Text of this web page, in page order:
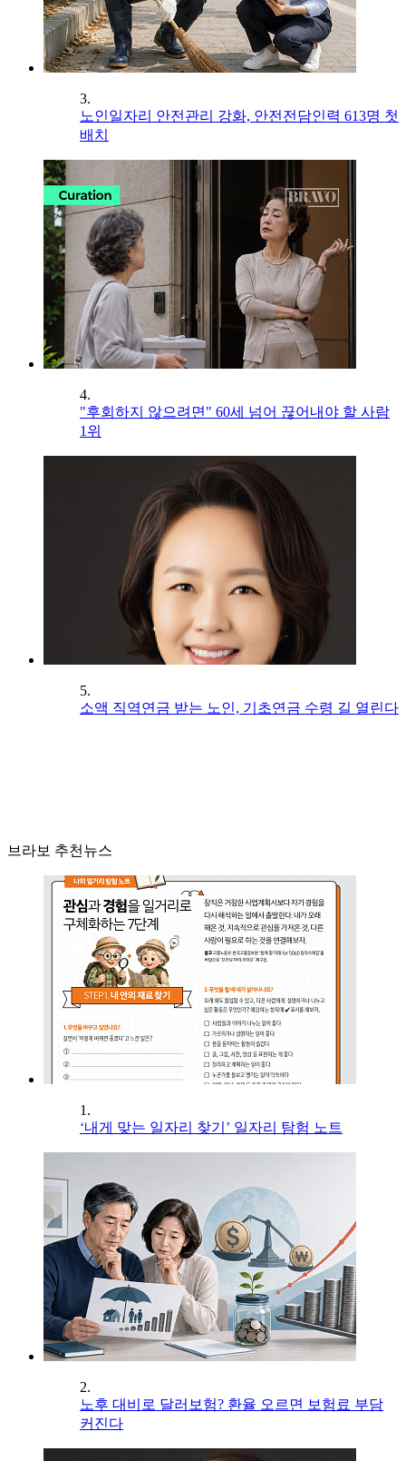
3.
노인일자리 안전관리 강화, 안전전담인력 613명 첫
배치
4.
"후회하지 않으려면" 60세 넘어 끊어내야 할 사람
1위
5.
소액 직역연금 받는 노인, 기초연금 수령 길 열린다
브라보 추천뉴스
1.
‘내게 맞는 일자리 찾기’ 일자리 탐험 노트
2.
노후 대비로 달러보험? 환율 오르면 보험료 부담
커진다